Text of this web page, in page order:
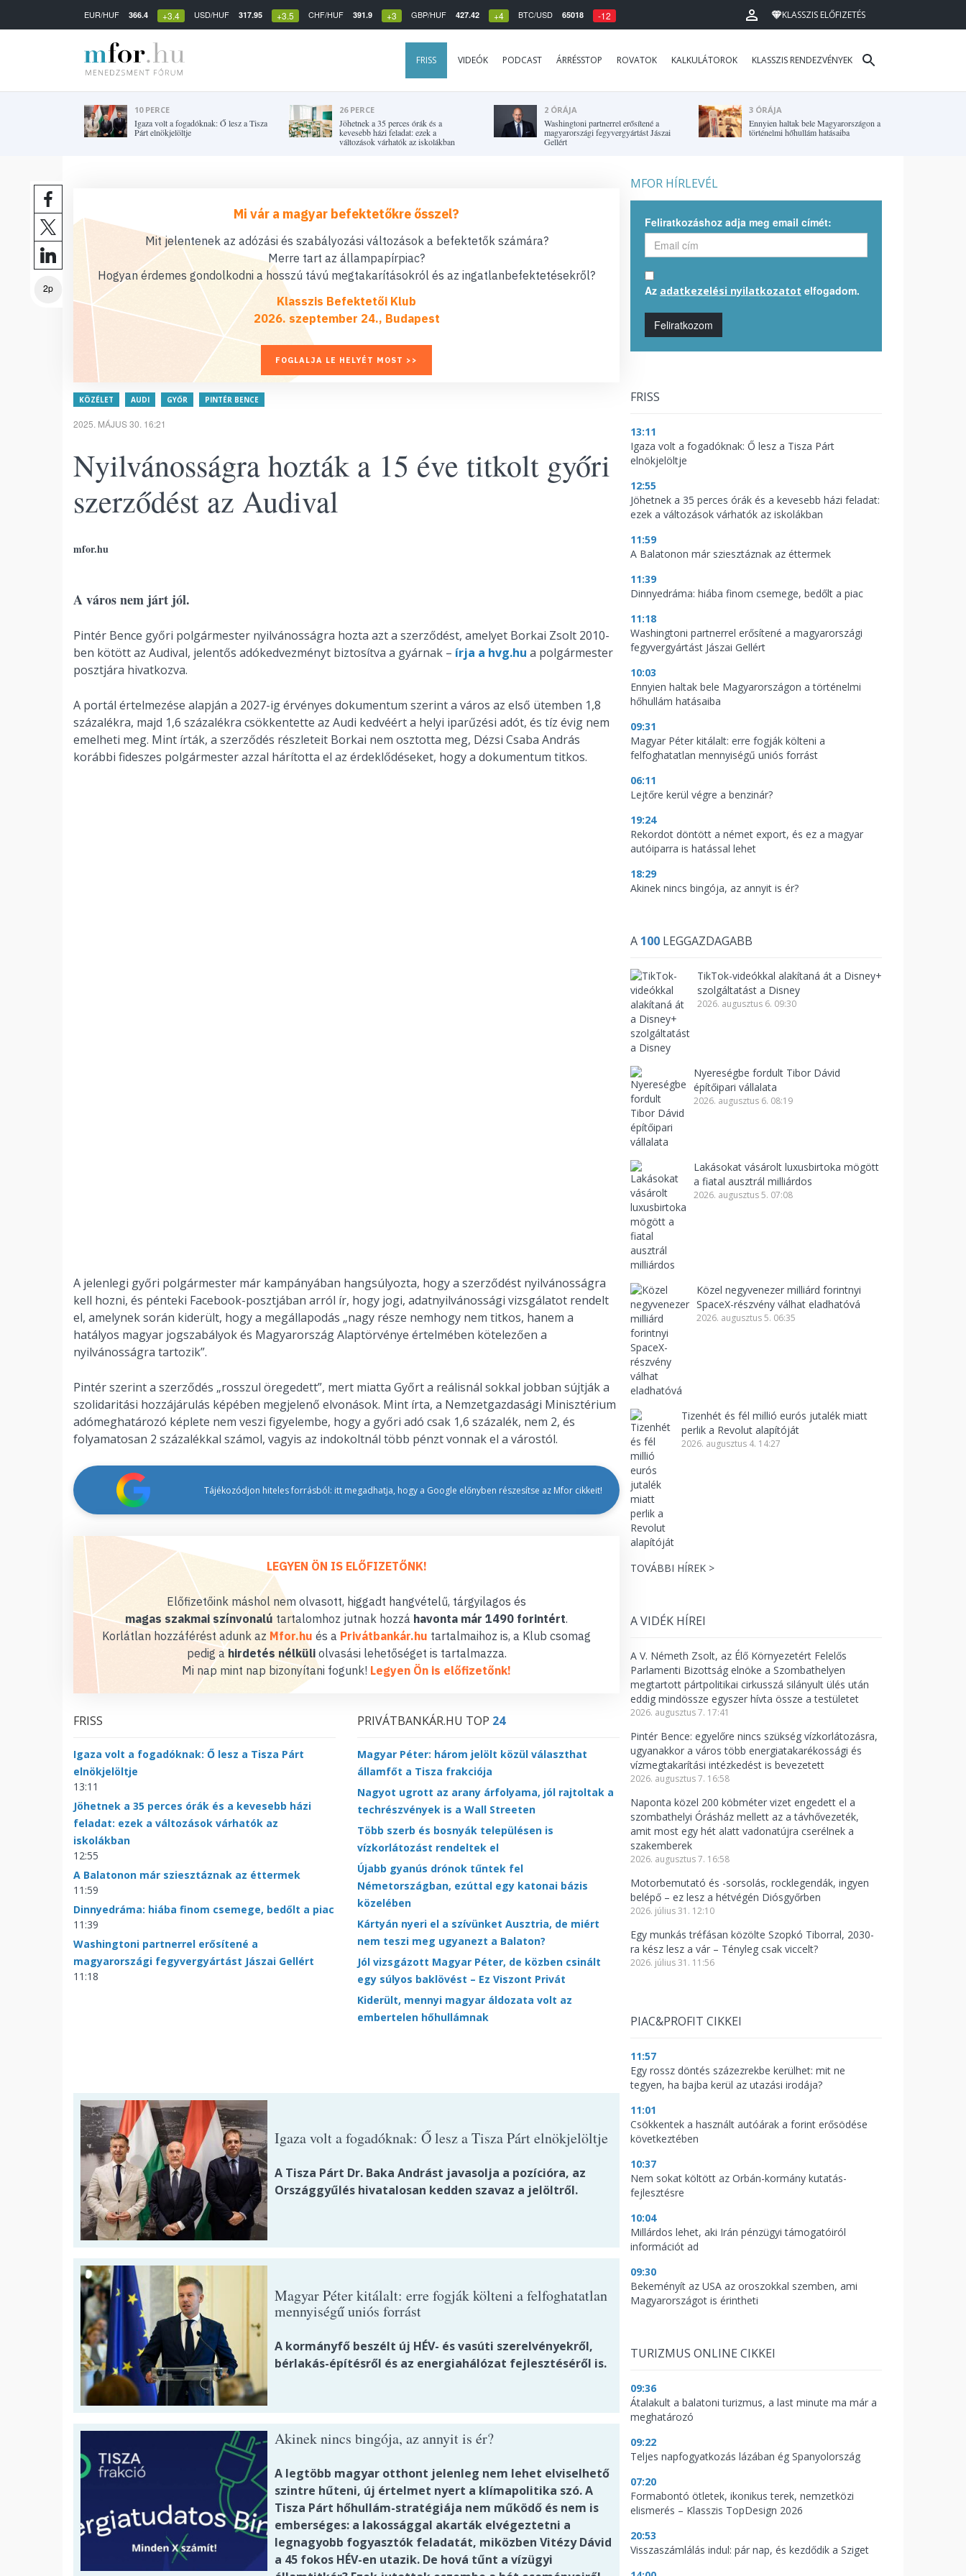
EUR/HUF 366.4 +3.4 USD/HUF 317.95 +3.5 CHF/HUF 391.9 +3 GBP/HUF 427.42 +4 BTC/USD 65018 -12 KLASSZIS ELŐFIZETÉS
FRISS VIDEÓK PODCAST ÁRRÉSSTOP ROVATOK KALKULÁTOROK KLASSZIS RENDEZVÉNYEK
10 PERCE
Igaza volt a fogadóknak: Ő lesz a Tisza
Párt elnökjelöltje
26 PERCE
Jöhetnek a 35 perces órák és a
kevesebb házi feladat: ezek a
változások várhatók az iskolákban
2 ÓRÁJA
Washingtoni partnerrel erősítené a
magyarországi fegyvergyártást Jászai
Gellért
3 ÓRÁJA
Ennyien haltak bele Magyarországon a
történelmi hőhullám hatásaiba
2p
Mi vár a magyar befektetőkre ősszel?
Mit jelentenek az adózási és szabályozási változások a befektetők számára?
Merre tart az állampapírpiac?
Hogyan érdemes gondolkodni a hosszú távú megtakarításokról és az ingatlanbefektetésekről?
Klasszis Befektetői Klub
2026. szeptember 24., Budapest
FOGLALJA LE HELYÉT MOST >>
KÖZÉLET AUDI GYŐR PINTÉR BENCE
2025. MÁJUS 30. 16:21
Nyilvánosságra hozták a 15 éve titkolt győri
szerződést az Audival
mfor.hu
A város nem járt jól.
Pintér Bence győri polgármester nyilvánosságra hozta azt a szerződést, amelyet Borkai Zsolt 2010-
ben kötött az Audival, jelentős adókedvezményt biztosítva a gyárnak – írja a hvg.hu a polgármester
posztjára hivatkozva.
A portál értelmezése alapján a 2027-ig érvényes dokumentum szerint a város az első ütemben 1,8
százalékra, majd 1,6 százalékra csökkentette az Audi kedvéért a helyi iparűzési adót, és tíz évig nem
emelheti meg. Mint írták, a szerződés részleteit Borkai nem osztotta meg, Dézsi Csaba András
korábbi fideszes polgármester azzal hárította el az érdeklődéseket, hogy a dokumentum titkos.
A jelenlegi győri polgármester már kampányában hangsúlyozta, hogy a szerződést nyilvánosságra
kell hozni, és pénteki Facebook-posztjában arról ír, hogy jogi, adatnyilvánossági vizsgálatot rendelt
el, amelynek során kiderült, hogy a megállapodás „nagy része nemhogy nem titkos, hanem a
hatályos magyar jogszabályok és Magyarország Alaptörvénye értelmében kötelezően a
nyilvánosságra tartozik”.
Pintér szerint a szerződés „rosszul öregedett”, mert miatta Győrt a reálisnál sokkal jobban sújtják a
szolidaritási hozzájárulás képében megjelenő elvonások. Mint írta, a Nemzetgazdasági Minisztérium
adómeghatározó képlete nem veszi figyelembe, hogy a győri adó csak 1,6 százalék, nem 2, és
folyamatosan 2 százalékkal számol, vagyis az indokoltnál több pénzt vonnak el a várostól.
Tájékozódjon hiteles forrásból: itt megadhatja, hogy a Google előnyben részesítse az Mfor cikkeit!
LEGYEN ÖN IS ELŐFIZETŐNK!
Előfizetőink máshol nem olvasott, higgadt hangvételű, tárgyilagos és
magas szakmai színvonalú tartalomhoz jutnak hozzá havonta már 1490 forintért.
Korlátlan hozzáférést adunk az Mfor.hu és a Privátbankár.hu tartalmaihoz is, a Klub csomag
pedig ahirdetés nélküliolvasási lehetőséget is tartalmazza.
Mi nap mint nap bizonyítani fogunk! Legyen Ön is előfizetőnk!
FRISS
Igaza volt a fogadóknak: Ő lesz a Tisza Párt
elnökjelöltje
13:11
Jöhetnek a 35 perces órák és a kevesebb házi
feladat: ezek a változások várhatók az
iskolákban
12:55
A Balatonon már sziesztáznak az éttermek
11:59
Dinnyedráma: hiába finom csemege, bedőlt a piac
11:39
Washingtoni partnerrel erősítené a
magyarországi fegyvergyártást Jászai Gellért
11:18
PRIVÁTBANKÁR.HU TOP 24
Magyar Péter: három jelölt közül választhat
államfőt a Tisza frakciója
Nagyot ugrott az arany árfolyama, jól rajtoltak a
techrészvények is a Wall Streeten
Több szerb és bosnyák településen is
vízkorlátozást rendeltek el
Újabb gyanús drónok tűntek fel
Németországban, ezúttal egy katonai bázis
közelében
Kártyán nyeri el a szívünket Ausztria, de miért
nem teszi meg ugyanezt a Balaton?
Jól vizsgázott Magyar Péter, de közben csinált
egy súlyos baklövést – Ez Viszont Privát
Kiderült, mennyi magyar áldozata volt az
embertelen hőhullámnak
Igaza volt a fogadóknak: Ő lesz a Tisza Párt elnökjelöltje
A Tisza Párt Dr. Baka Andrást javasolja a pozícióra, az
Országgyűlés hivatalosan kedden szavaz a jelöltről.
Magyar Péter kitálalt: erre fogják költeni a felfoghatatlan
mennyiségű uniós forrást
A kormányfő beszélt új HÉV- és vasúti szerelvényekről,
bérlakás-építésről és az energiahálózat fejlesztéséről is.
Akinek nincs bingója, az annyit is ér?
A legtöbb magyar otthont jelenleg nem lehet elviselhető
szintre hűteni, új értelmet nyert a klímapolitika szó. A
Tisza Párt hőhullám-stratégiája nem működő és nem is
emberséges: a lakossággal akarták elvégeztetni a
legnagyobb fogyasztók feladatát, miközben Vitézy Dávid
a 45 fokos HÉV-en utazik. De hová tűnt a vízügyi
MFOR HÍRLEVÉL
Feliratkozáshoz adja meg email címét:
Az adatkezelési nyilatkozatot elfogadom.
Feliratkozom
FRISS
13:11
Igaza volt a fogadóknak: Ő lesz a Tisza Párt
elnökjelöltje
12:55
Jöhetnek a 35 perces órák és a kevesebb házi feladat:
ezek a változások várhatók az iskolákban
11:59
A Balatonon már sziesztáznak az éttermek
11:39
Dinnyedráma: hiába finom csemege, bedőlt a piac
11:18
Washingtoni partnerrel erősítené a magyarországi
fegyvergyártást Jászai Gellért
10:03
Ennyien haltak bele Magyarországon a történelmi
hőhullám hatásaiba
09:31
Magyar Péter kitálalt: erre fogják költeni a
felfoghatatlan mennyiségű uniós forrást
06:11
Lejtőre kerül végre a benzinár?
19:24
Rekordot döntött a német export, és ez a magyar
autóiparra is hatással lehet
18:29
Akinek nincs bingója, az annyit is ér?
A 100 LEGGAZDAGABB
TikTok-videókkal alakítaná át a Disney+
szolgáltatást a Disney
2026. augusztus 6. 09:30
Nyereségbe fordult Tibor Dávid
építőipari vállalata
2026. augusztus 6. 08:19
Lakásokat vásárolt luxusbirtoka mögött
a fiatal ausztrál milliárdos
2026. augusztus 5. 07:08
Közel negyvenezer milliárd forintnyi
SpaceX-részvény válhat eladhatóvá
2026. augusztus 5. 06:35
Tizenhét és fél millió eurós jutalék miatt
perlik a Revolut alapítóját
2026. augusztus 4. 14:27
TOVÁBBI HÍREK >
A VIDÉK HÍREI
A V. Németh Zsolt, az Élő Környezetért Felelős
Parlamenti Bizottság elnöke a Szombathelyen
megtartott pártpolitikai cirkusszá silányult ülés után
eddig mindössze egyszer hívta össze a testületet
2026. augusztus 7. 17:41
Pintér Bence: egyelőre nincs szükség vízkorlátozásra,
ugyanakkor a város több energiatakarékossági és
vízmegtakarítási intézkedést is bevezetett
2026. augusztus 7. 16:58
Naponta közel 200 köbméter vizet engedett el a
szombathelyi Órásház mellett az a távhővezeték,
amit most egy hét alatt vadonatújra cserélnek a
szakemberek
2026. augusztus 7. 16:58
Motorbemutató és -sorsolás, rocklegendák, ingyen
belépő – ez lesz a hétvégén Diósgyőrben
2026. július 31. 12:10
Egy munkás tréfásan közölte Szopkó Tiborral, 2030-
ra kész lesz a vár – Tényleg csak viccelt?
2026. július 31. 11:56
PIAC&PROFIT CIKKEI
11:57
Egy rossz döntés százezrekbe kerülhet: mit ne
tegyen, ha bajba kerül az utazási irodája?
11:01
Csökkentek a használt autóárak a forint erősödése
következtében
10:37
Nem sokat költött az Orbán-kormány kutatás-
fejlesztésre
10:04
Millárdos lehet, aki Irán pénzügyi támogatóiról
információt ad
09:30
Bekeményít az USA az oroszokkal szemben, ami
Magyarországot is érintheti
TURIZMUS ONLINE CIKKEI
09:36
Átalakult a balatoni turizmus, a last minute ma már a
meghatározó
09:22
Teljes napfogyatkozás lázában ég Spanyolország
07:20
Formabontó ötletek, ikonikus terek, nemzetközi
elismerés – Klasszis TopDesign 2026
20:53
Visszaszámlálás indul: pár nap, és kezdődik a Sziget